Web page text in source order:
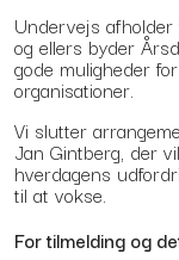
Undervejs afholder
og ellers byder
gode muligheder
organisationer.
Vi slutter
Jan Gintberg, der
hverdagens
til at vokse.
For tilmelding og